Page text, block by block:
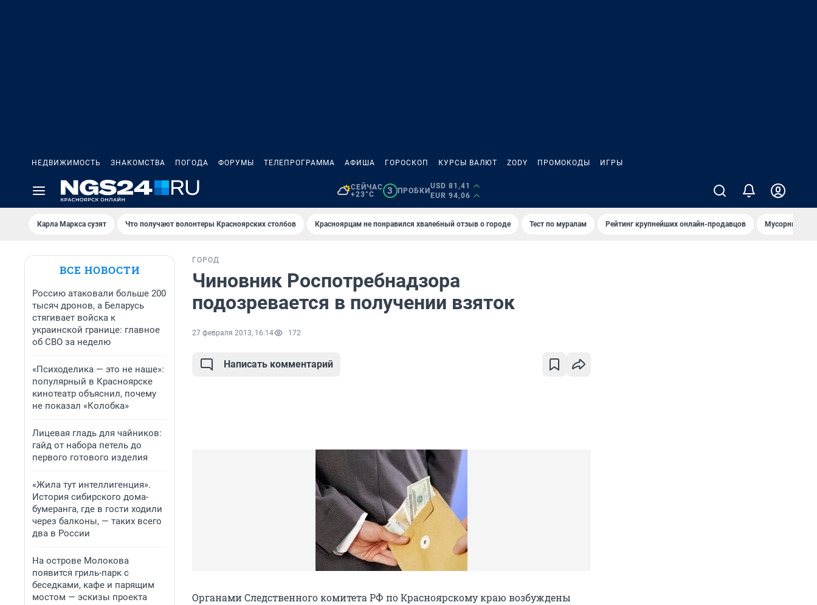
НЕДВИЖИМОСТЬ ЗНАКОМСТВА ПОГОДА ФОРУМЫ ТЕЛЕПРОГРАММА АФИША ГОРОСКОП КУРСЫ ВАЛЮТ ZODY ПРОМОКОДЫ ИГРЫ
СЕЙЧАС
+23°C
3 ПРОБКИ
USD 81,41
EUR 94,06
Карла Маркса сузят Что получают волонтеры Красноярских столбов Красноярцам не понравился хвалебный отзыв о городе Тест по мурaлaм Рейтинг крупнейших онлайн-продавцов Мусорный
ВСЕ НОВОСТИ
Россию атаковали больше 200
тысяч дронов, а Беларусь
стягивает войска к
украинской границе: главное
об СВО за неделю
«Психоделика — это не наше»:
популярный в Красноярске
кинотеатр объяснил, почему
не показал «Колобка»
Лицевая гладь для чайников:
гайд от набора петель до
первого готового изделия
«Жила тут интеллигенция».
История сибирского дома-
бумеранга, где в гости ходили
через балконы, — таких всего
два в России
На острове Молокова
появится гриль-парк с
беседками, кафе и парящим
мостом — эскизы проекта
ГОРОД
Чиновник Роспотребнадзора
подозревается в получении взяток
27 февраля 2013, 16:14 172
Написать комментарий
Органами Следственного комитета РФ по Красноярскому краю возбуждены